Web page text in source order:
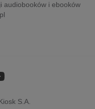
audiobooków i ebooków
S.A.